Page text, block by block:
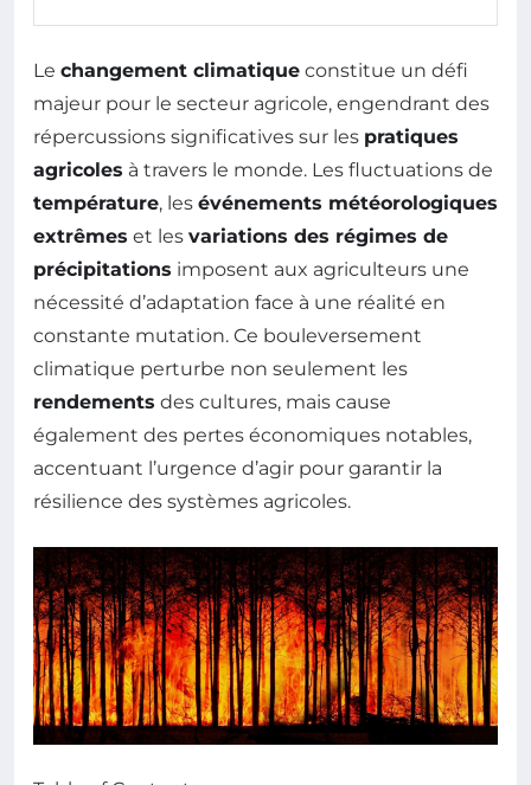
Le changement climatique constitue un défi
majeur pour le secteur agricole, engendrant des
répercussions significatives sur les pratiques
agricoles à travers le monde. Les fluctuations de
température, les événements météorologiques
extrêmes et les variations des régimes de
précipitations imposent aux agriculteurs une
nécessité d’adaptation face à une réalité en
constante mutation. Ce bouleversement
climatique perturbe non seulement les
rendements des cultures, mais cause
également des pertes économiques notables,
accentuant l’urgence d’agir pour garantir la
résilience des systèmes agricoles.